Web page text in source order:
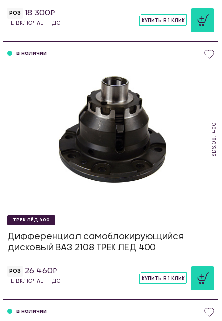
РОЗ 18 300
НЕ ВКЛЮЧАЕТ НДС
КУПИТЬ В 1 КЛИК
SDS.08.T400
в наличии
ТРЕК ЛЁД 400
Дифференциал самоблокирующийся
дисковый ВАЗ 2108 ТРЕК ЛЕД 400
РОЗ 26 460
НЕ ВКЛЮЧАЕТ НДС
КУПИТЬ В 1 КЛИК
в наличии